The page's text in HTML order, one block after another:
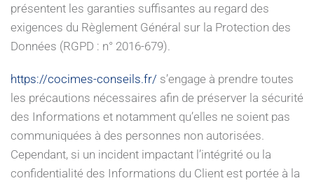
présentent les garanties suffisantes au regard des
exigences du Règlement Général sur la Protection des
Données (RGPD : n° 2016-679).
https://cocimes-conseils.fr/ s’engage à prendre toutes
les précautions nécessaires afin de préserver la sécurité
des Informations et notamment qu’elles ne soient pas
communiquées à des personnes non autorisées.
Cependant, si un incident impactant l’intégrité ou la
confidentialité des Informations du Client est portée à la